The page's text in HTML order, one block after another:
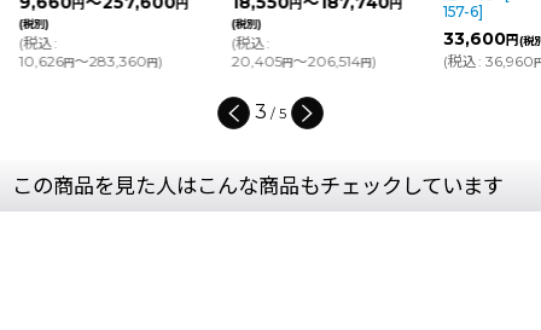
円 円
(税別)
(税込:
10,626円～283,360円)
円 円
(税別)
(税込:
20,405円～206,514円)
157-6]
33,600円(税
(税込: 36,960
3 / 5
この商品を見た人はこんな商品もチェックしています